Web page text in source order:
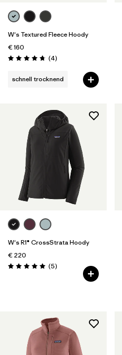
W's Textured Fleece Hoody
€ 160
Bewertung: 4.8 / 5
(4Rezensionen
)
schnell trocknend
W's R1® CrossStrata Hoody
€ 220
Bewertung: 5.0 / 5
(5Rezensionen
)